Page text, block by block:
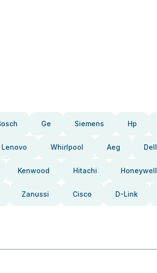
Ge Siemens Hp
Lenovo Whirlpool Aeg Dell
Kenwood Hitachi Honeywell
Zanussi Cisco D-Link